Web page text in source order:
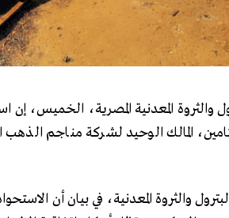
والثروة المعدنية المصرية، الخميس،
المالك الوحيد لشركة مناجم الذهب
والثروة المعدنية، في بيان أن